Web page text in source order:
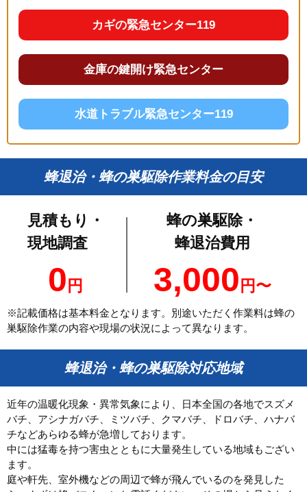
カギの緊急センター119
金庫の鍵開け緊急センター
水道トラブル緊急センター119
蜂退治・蜂の巣駆除作業料金の目安
見積もり・
現地調査
0 円
蜂の巣駆除・
蜂退治費用
3,000 円〜
※記載価格は基本料金となります。別途いただく作業料は蜂の
巣駆除作業の内容や現場の状況によって異なります。
蜂退治・蜂の巣駆除対応地域
近年の温暖化現象・異常気象により、日本全国の各地でスズメ
バチ、アシナガバチ、ミツバチ、クマバチ、ドロバチ、ハナバ
チなどあらゆる蜂が急増しております。
中には猛毒を持つ害虫とともに大量発生している地域もござい
ます。
庭や軒先、室外機などの周辺で蜂が飛んでいるのを発見した